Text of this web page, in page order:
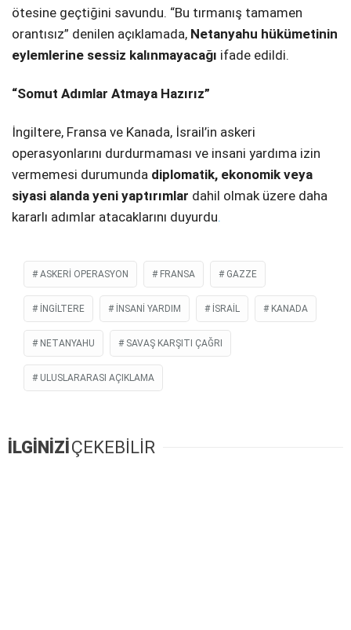
ötesine geçtiğini savundu. “Bu tırmanış tamamen
orantısız” denilen açıklamada, Netanyahu hükümetinin
eylemlerine sessiz kalınmayacağı ifade edildi.
“Somut Adımlar Atmaya Hazırız”
İngiltere, Fransa ve Kanada, İsrail’in askeri
operasyonlarını durdurmaması ve insani yardıma izin
vermemesi durumunda diplomatik, ekonomik veya
siyasi alanda yeni yaptırımlar dahil olmak üzere daha
kararlı adımlar atacaklarını duyurdu.
ASKERI OPERASYON FRANSA GAZZE
İNGILTERE İNSANİ YARDIM İSRAIL KANADA
NETANYAHU SAVAŞ KARŞITI ÇAĞRI
ULUSLARARASI AÇIKLAMA
İLGİNİZİÇEKEBİLİR